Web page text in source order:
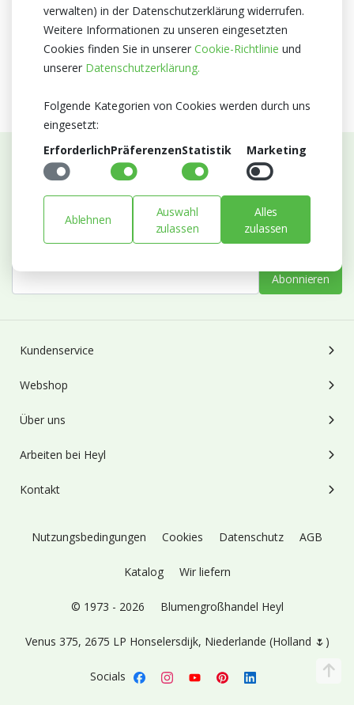
MPS A+
MPS SQ
MPS GAP
Abonnieren Sie unseren Newsletter
Bleiben Sie auf dem Laufenden mit Neuigkeiten und
Entwicklungen von Blumengroßhandel Heyl
Abonnieren
Kundenservice
Webshop
Über uns
Arbeiten bei Heyl
Kontakt
Nutzungsbedingungen Cookies Datenschutz AGB
Katalog Wir liefern
© 1973 - 2026 Blumengroßhandel Heyl
Venus 375, 2675 LP Honselersdijk, Niederlande (Holland 🌷)
Socials
verwalten) in der Datenschutzerklärung widerrufen.
Weitere Informationen zu unseren eingesetzten
Cookies finden Sie in unserer Cookie-Richtlinie und
unserer Datenschutzerklärung.
Folgende Kategorien von Cookies werden durch uns
eingesetzt:
ErforderlichPräferenzenStatistik Marketing
Ablehnen
Auswahl
zulassen
Alles
zulassen